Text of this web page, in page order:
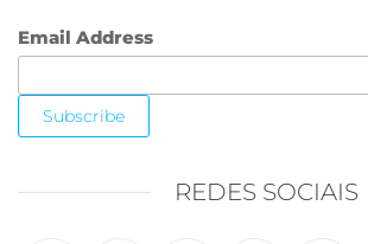
Email Address
REDES SOCIAIS